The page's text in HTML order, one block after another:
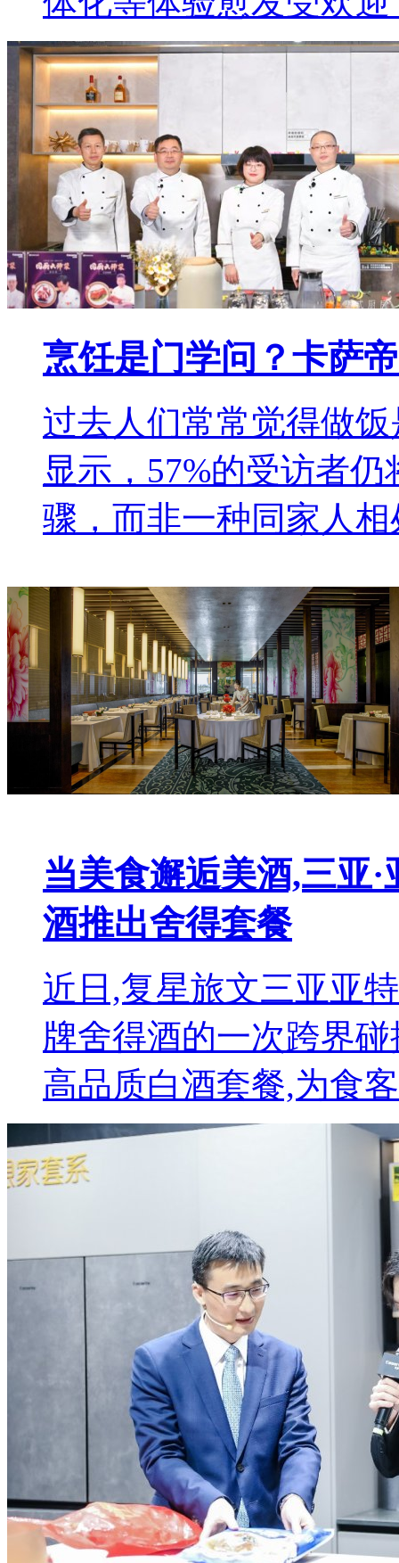
烹饪是门学问？卡萨
过去人们常常觉得做
显示，57%的受访者
骤，而非一种同家人
当美食邂逅美酒,三亚
酒推出舍得套餐
近日,复星旅文三亚亚
牌舍得酒的一次跨界
高品质白酒套餐,为食